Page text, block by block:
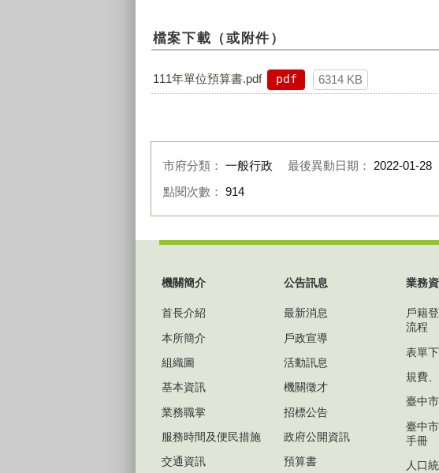
檔案下載（或附件）
111年單位預算書.pdf pdf 6314 KB
市府分類： 一般行政 最後異動日期： 2022-01-28
點閱次數： 914
機關簡介
首長介紹
本所簡介
組織圖
基本資訊
業務職掌
服務時間及便民措施
交通資訊
公告訊息
最新消息
戶政宣導
活動訊息
機關徵才
招標公告
政府公開資訊
預算書
業務
戶籍
流程
表單
規費
臺中
臺中
手冊
人口